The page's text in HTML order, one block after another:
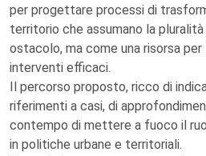
per progettare processi di
territorio che assumano la
ostacolo, ma come una risorsa per
interventi efficaci.
Il percorso proposto, ricco di
riferimenti a casi, di
contempo di mettere a fuoco il
in politiche urbane e territoriali.